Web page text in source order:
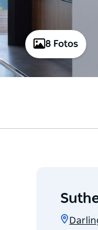
8 Fotos